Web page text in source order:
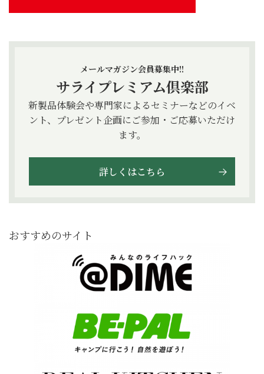
メールマガジン会員募集中!!
サライプレミアム倶楽部
新製品体験会や専門家によるセミナーなどのイベ
ント、プレゼント企画にご参加・ご応募いただけ
ます。
詳しくはこちら
おすすめのサイト